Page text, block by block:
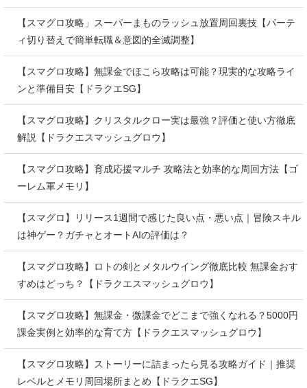
【スマグロ攻略」スーパーまものラッシュ放置周回裏技【パーテ
ィ切り替えで簡単転職＆意図的全滅調整】
【スマグロ攻略】無課金でほこら攻略は可能？現実的な攻略ライ
ンと準備目安【ドラクエSG】
【スマグロ攻略】クリスタルクロー実は最強？評価と使い方徹底
解説【ドラクエスマッシュグロウ】
【スマグロ攻略】育成応援マルチ 攻略法と効率的な周回方法【ゴ
ーレム軍メモリ】
【スマグロ】リリース1週間で感じた良い点・悪い点｜冒険スキル
は神ゲー？ガチャとオートAIの評価は？
【スマグロ攻略】ロトの剣とメタルウイング徹底比較 無課金おす
すめはどっち？【ドラクエスマッシュグロウ】
【スマグロ攻略】無課金・微課金でどこまで強くなれる？5000円
課金実例と効率的な育て方【ドラクエスマッシュグロウ】
【スマグロ攻略】ストーリーに詰まったら見る攻略ガイド｜推奨
レベルとメモリ周回場所まとめ【ドラクエSG】